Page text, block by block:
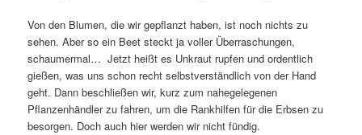
Von den Blumen, die wir gepflanzt haben, ist noch nichts zu
sehen. Aber so ein Beet steckt ja voller Überraschungen,
schaumermal… Jetzt heißt es Unkraut rupfen und ordentlich
gießen, was uns schon recht selbstverständlich von der Hand
geht. Dann beschließen wir, kurz zum nahegelegenen
Pflanzenhändler zu fahren, um die Rankhilfen für die Erbsen zu
besorgen. Doch auch hier werden wir nicht fündig.